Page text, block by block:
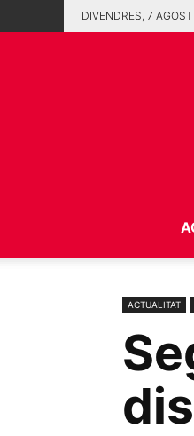
DIVENDRES, 7
ACTUALITAT